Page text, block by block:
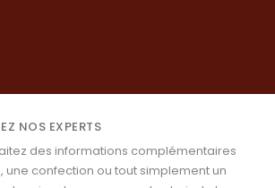
NOS EXPERTS
des informations complémentaires
une confection ou tout simplement un